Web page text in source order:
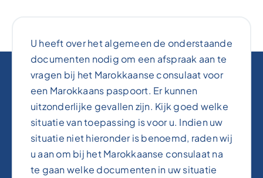
U heeft over het algemeen de onderstaande
documenten nodig om een afspraak aan te
vragen bij het Marokkaanse consulaat voor
een Marokkaans paspoort. Er kunnen
uitzonderlijke gevallen zijn. Kijk goed welke
situatie van toepassing is voor u. Indien uw
situatie niet hieronder is benoemd, raden wij
u aan om bij het Marokkaanse consulaat na
te gaan welke documenten in uw situatie